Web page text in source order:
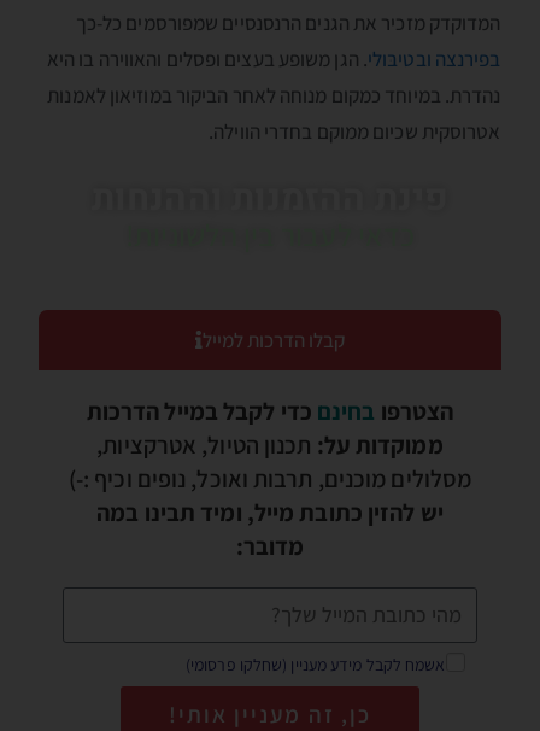
המדוקדק מזכיר את הגנים הרנסנסיים שמפורסמים כל-כך
בפירנצה ובטיבּולי. הגן משופע בעצים ופסלים והאווירה בו היא
נהדרת. במיוחד כמקום מנוחה לאחר הביקור במוזיאון לאמנות
אטרוסקית שכיום ממוקם בחדרי הווילה.
קבלו הדרכות למייל
הצטרפו בחינם כדי לקבל במייל הדרכות
ממוקדות על: תכנון הטיול, אטרקציות,
מסלולים מוכנים, תרבות ואוכל, נופים וכיף :-)
יש להזין כתובת מייל, ומיד תבינו במה
מדובר:
אשמח לקבל מידע מעניין (שחלקו פרסומי)
כן, זה מעניין אותי!